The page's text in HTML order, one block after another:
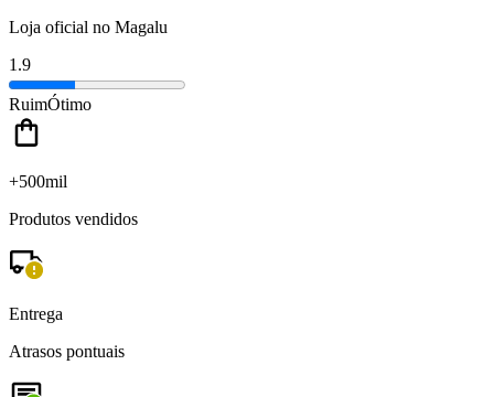
Loja oficial no Magalu
1.9
RuimÓtimo
+500mil
Produtos vendidos
Entrega
Atrasos pontuais